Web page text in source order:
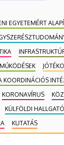
EGYETEMÉRT
KOORDINÁCIÓS
KORONAVÍRUS
KÜLFÖLDI
KUTATÁS